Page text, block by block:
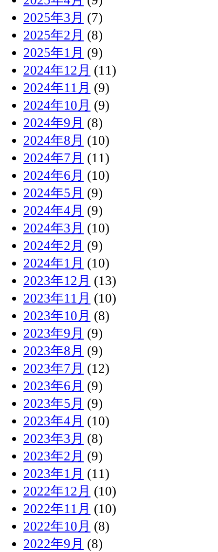
2025年3月 (7)
2025年2月 (8)
2025年1月 (9)
2024年12月 (11)
2024年11月 (9)
2024年10月 (9)
2024年9月 (8)
2024年8月 (10)
2024年7月 (11)
2024年6月 (10)
2024年5月 (9)
2024年4月 (9)
2024年3月 (10)
2024年2月 (9)
2024年1月 (10)
2023年12月 (13)
2023年11月 (10)
2023年10月 (8)
2023年9月 (9)
2023年8月 (9)
2023年7月 (12)
2023年6月 (9)
2023年5月 (9)
2023年4月 (10)
2023年3月 (8)
2023年2月 (9)
2023年1月 (11)
2022年12月 (10)
2022年11月 (10)
2022年10月 (8)
2022年9月 (8)